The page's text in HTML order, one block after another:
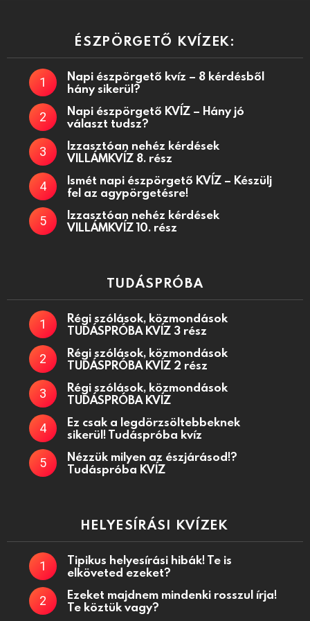
ÉSZPÖRGETŐ KVÍZEK:
Napi észpörgető kvíz – 8 kérdésből
hány sikerül?
Napi észpörgető KVÍZ – Hány jó
választ tudsz?
Izzasztóan nehéz kérdések
VILLÁMKVÍZ 8. rész
Ismét napi észpörgető KVÍZ – Készülj
fel az agypörgetésre!
Izzasztóan nehéz kérdések
VILLÁMKVÍZ 10. rész
TUDÁSPRÓBA
Régi szólások, közmondások
TUDÁSPRÓBA KVÍZ 3 rész
Régi szólások, közmondások
TUDÁSPRÓBA KVÍZ 2 rész
Régi szólások, közmondások
TUDÁSPRÓBA KVÍZ
Ez csak a legdörzsöltebbeknek
sikerül! Tudáspróba kvíz
Nézzük milyen az észjárásod!?
Tudáspróba KVÍZ
HELYESÍRÁSI KVÍZEK
Tipikus helyesírási hibák! Te is
elköveted ezeket?
Ezeket majdnem mindenki rosszul írja!
Te köztük vagy?